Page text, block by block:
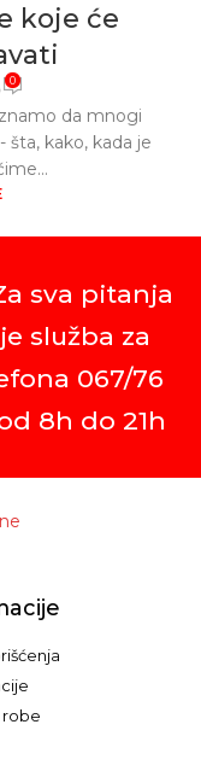
koje će
0
da mnogi
šta, kako, kada je
sva pitanja
služba za
067/76
8h do 21h
robe